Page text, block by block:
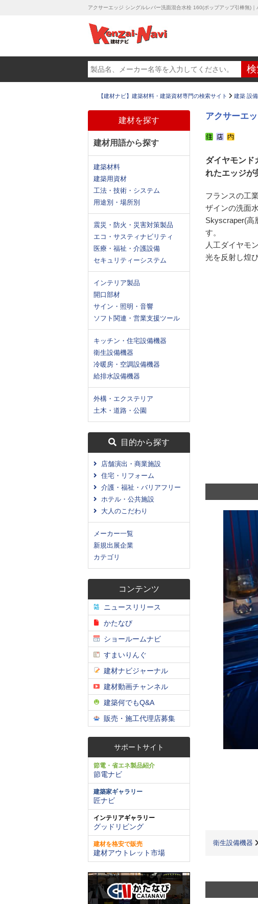
アクサーエッジ シングルレバー洗面混合水栓 160(ポップアップ引棒無)
【建材ナビ】建築材料・建築資材専門の検索サイト 建築 設
建材を探す
建材用語から探す
建築材料
建築用資材
工法・技術・システム
用途別・場所別
震災・防火・災害対策製品
エコ・サスティナビリティ
医療・福祉・介護設備
セキュリティーシステム
インテリア製品
開口部材
サイン・照明・音響
ソフト関連・営業支援ツール
キッチン・住宅設備機器
衛生設備機器
冷暖房・空調設備機器
給排水設備機器
外構・エクステリア
土木・道路・公園
目的から探す
店舗演出・商業施設
住宅・リフォーム
介護・福祉・バリアフリー
ホテル・公共施設
大人のこだわり
メーカー一覧
新規出展企業
カテゴリ
コンテンツ
ニュースリリース
かたなび
ショールームナビ
すまいりんぐ
建材ナビジャーナル
建材動画チャンネル
建築何でもQ&A
販売・施工代理店募集
サポートサイト
節電・省エネ製品紹介
節電ナビ
建築家ギャラリー
匠ナビ
インテリアギャラリー
グッドリビング
建材を格安で販売
建材アウトレット市場
アクサーエ
ダイヤモンド
れたエッジが
フランスの工
ザインの洗面水
Skyscraper(高
す。
人工ダイヤモ
光を反射し煌
衛生設備機器